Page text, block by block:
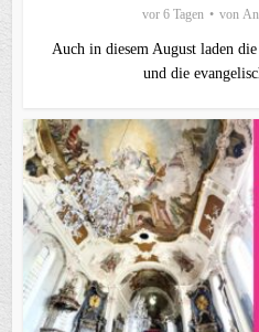
vor 6 Tagen von
Auch in diesem August laden
und die